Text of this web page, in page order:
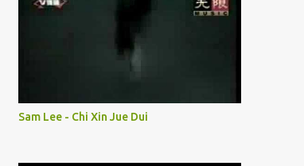
Sam Lee - Chi Xin Jue Dui